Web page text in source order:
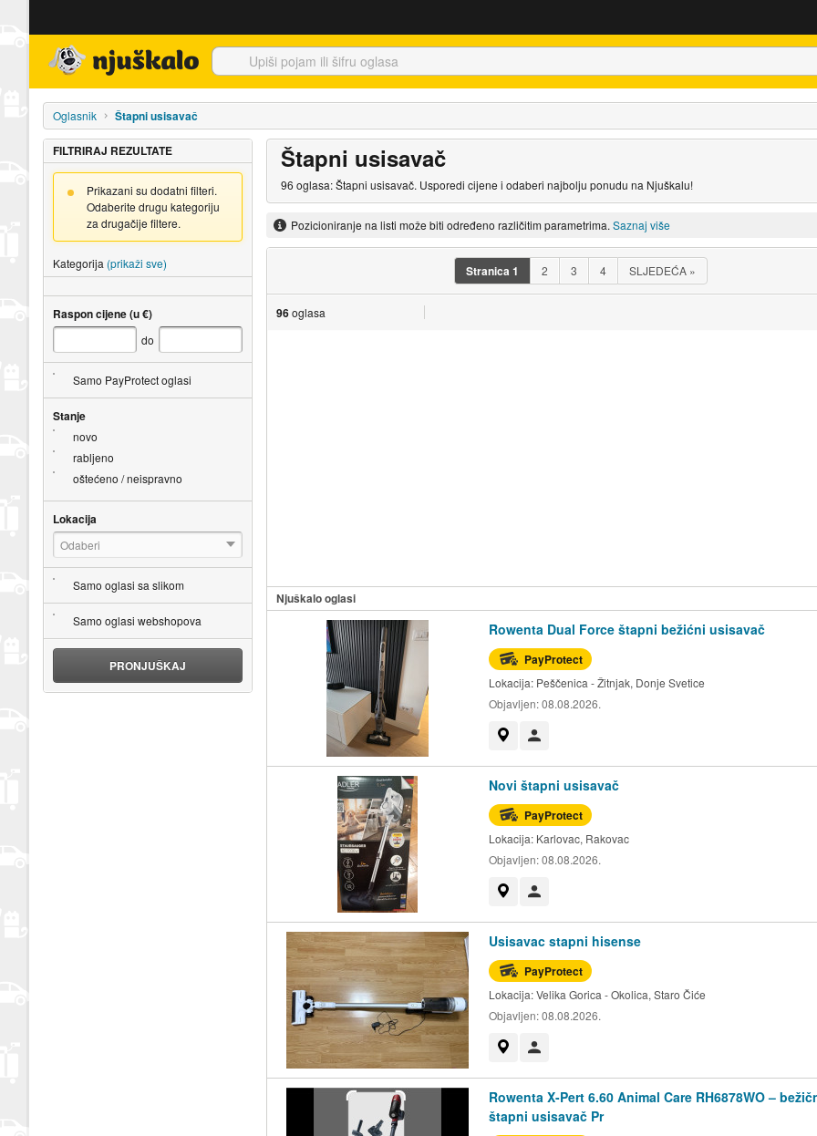
Oglasnik Štapni usisavač
Štapni usisavač
96 oglasa: Štapni usisavač. Usporedi cijene i odaberi najbolju ponudu na Njuškalu!
Pozicioniranje na listi može biti određeno različitim parametrima. Saznaj više
Stranica1 2 3 4 SLJEDEĆA »
96oglasa
Njuškalo oglasi
Rowenta Dual Force štapni bežićni usisavač
PayProtect
Lokacija: Peščenica - Žitnjak, Donje Svetice
Objavljen:08.08.2026.
Novi štapni usisavač
PayProtect
Lokacija: Karlovac, Rakovac
Objavljen:08.08.2026.
Usisavac stapni hisense
PayProtect
Lokacija:Velika Gorica - Okolica, Staro Čiće
Objavljen:08.08.2026.
Rowenta X-Pert 6.60 Animal Care RH6878WO –
štapni usisavač Pr
FILTRIRAJ REZULTATE
Prikazani su dodatni filteri.
Odaberite drugu kategoriju
za drugačije filtere.
Kategorija (prikaži sve)
Raspon cijene (u €)
do
Samo PayProtect oglasi
Stanje
novo
rabljeno
oštećeno / neispravno
Lokacija
Odaberi
Samo oglasi sa slikom
Samo oglasi webshopova
PRONJUŠKAJ